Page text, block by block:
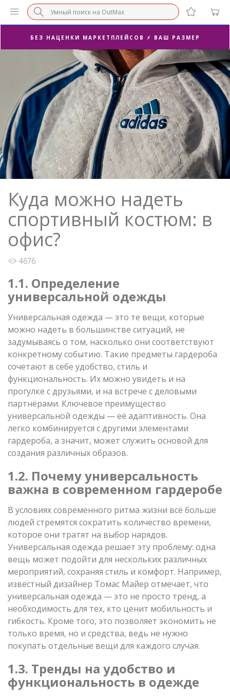
БЕЗ НАЦЕНКИ МАРКЕТПЛЕЙСОВ ⚡ ВАШ РАЗМЕР
3-Я ПАРА В ПОДАРОК 🎁
ПОСЛЕДНИЕ РАЗМЕРЫ ОТ 1500₽⚡️
СУПЕРАКЦИЯ 🔥 2-Я ПАРА -50%
Куда можно надеть
спортивный костюм: в
офис?
4676
1.1. Определение
универсальной одежды
Универсальная одежда — это те вещи, которые
можно надеть в большинстве ситуаций, не
задумываясь о том, насколько они соответствуют
конкретному событию. Такие предметы гардероба
сочетают в себе удобство, стиль и
функциональность. Их можно увидеть и на
прогулке с друзьями, и на встрече с деловыми
партнёрами. Ключевое преимущество
универсальной одежды — её адаптивность. Она
легко комбинируется с другими элементами
гардероба, а значит, может служить основой для
создания различных образов.
1.2. Почему универсальность
важна в современном гардеробе
В условиях современного ритма жизни всё больше
людей стремятся сократить количество времени,
которое они тратят на выбор нарядов.
Универсальная одежда решает эту проблему: одна
вещь может подойти для нескольких различных
мероприятий, сохраняя стиль и комфорт. Например,
известный дизайнер Томас Майер отмечает, что
универсальная одежда — это не просто тренд, а
необходимость для тех, кто ценит мобильность и
гибкость. Кроме того, это позволяет экономить не
только время, но и средства, ведь не нужно
покупать отдельные вещи для каждого случая.
1.3. Тренды на удобство и
функциональность в одежде